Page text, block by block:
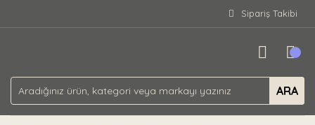
Sipariş Takibi
ARA